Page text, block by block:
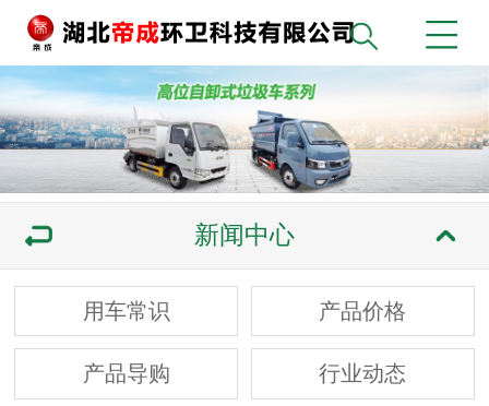
新闻中心
用车常识 产品价格
产品导购 行业动态